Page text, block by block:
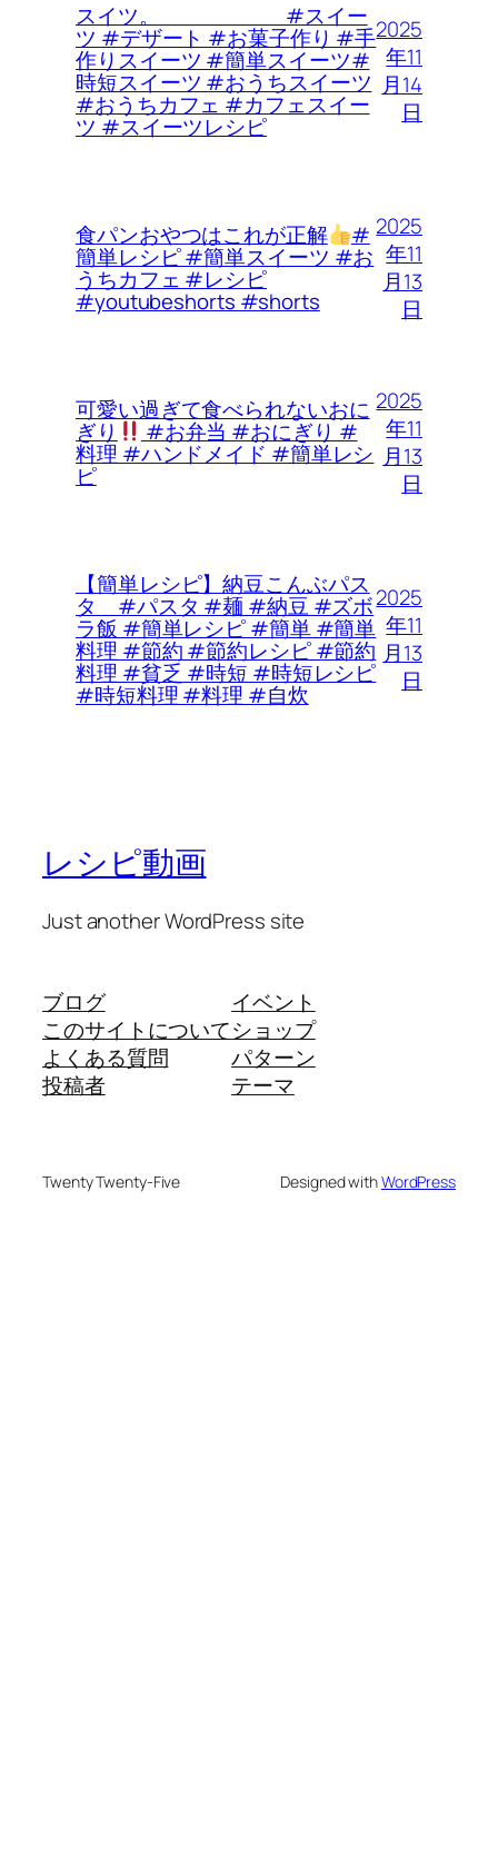
スイツ。 #スイー
ツ #デザート #お菓子作り #手
作りスイーツ #簡単スイーツ#
時短スイーツ #おうちスイーツ
#おうちカフェ #カフェスイー
ツ #スイーツレシピ
2025
年11
月14
日
食パンおやつはこれが正解 #
簡単レシピ #簡単スイーツ #お
うちカフェ #レシピ
#youtubeshorts #shorts
2025
年11
月13
日
可愛い過ぎて食べられないおに
ぎり #お弁当 #おにぎり #
料理 #ハンドメイド #簡単レシ
ピ
2025
年11
月13
日
【簡単レシピ】納豆こんぶパス
タ #パスタ #麺 #納豆 #ズボ
ラ飯 #簡単レシピ #簡単 #簡単
料理 #節約 #節約レシピ #節約
料理 #貧乏 #時短 #時短レシピ
#時短料理 #料理 #自炊
2025
年11
月13
日
レシピ動画
Just another WordPress site
ブログ
このサイトについて
よくある質問
投稿者
イベント
ショップ
パターン
テーマ
Twenty Twenty-Five Designed withWordPress